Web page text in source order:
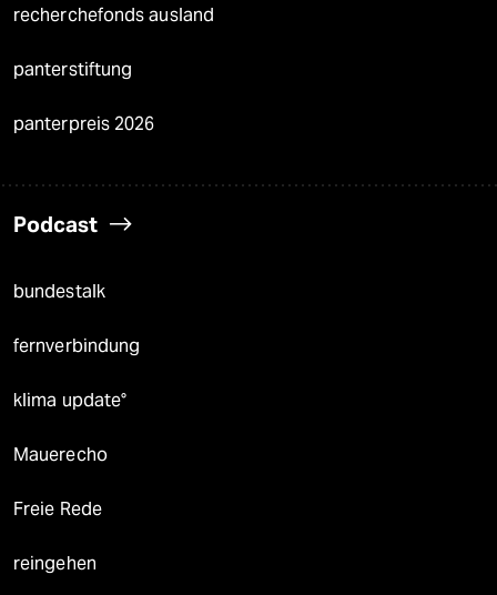
recherchefonds ausland
panterstiftung
panterpreis 2026
Podcast
bundestalk
fernverbindung
klima update°
Mauerecho
Freie Rede
reingehen